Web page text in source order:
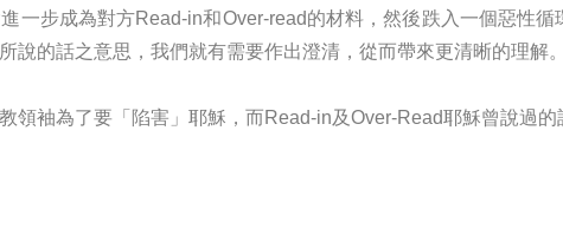
一步成為對方Read-in和Over-read的材料，然後跌入一個惡性
說的話之意思，我們就有需要作出澄清，從而帶來更清晰的理解
領袖為了要「陷害」耶穌，而Read-in及Over-Read耶穌曾說過